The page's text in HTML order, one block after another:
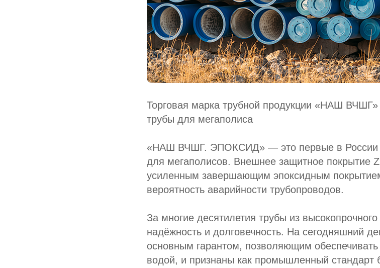
Торговая марка трубной продукции «НАШ ВЧШГ»
трубы для мегаполиса
«НАШ ВЧШГ. ЭПОКСИД» — это первые в России
для мегаполисов. Внешнее защитное покрытие
усиленным завершающим эпоксидным
вероятность аварийности трубопроводов.
За многие десятилетия трубы из
надёжность и долговечность. На сегодняшний
основным гарантом, позволяющим обеспечивать
водой, и признаны как промышленный стандарт